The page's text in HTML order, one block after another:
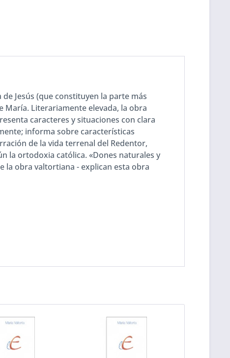
Jesús (que constituyen la parte más
María. Literariamente elevada, la obra
caracteres y situaciones con clara
informa sobre características
de la vida terrenal del Redentor,
la ortodoxia católica. «Dones naturales y
la obra valtortiana - explican esta obra